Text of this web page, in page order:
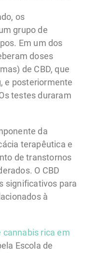
os
grupo de
Em um dos
doses
de CBD, que
e posteriormente
testes duraram
da
terapêutica e
de transtornos
O CBD
significativos para
à
cannabis rica em
Escola de